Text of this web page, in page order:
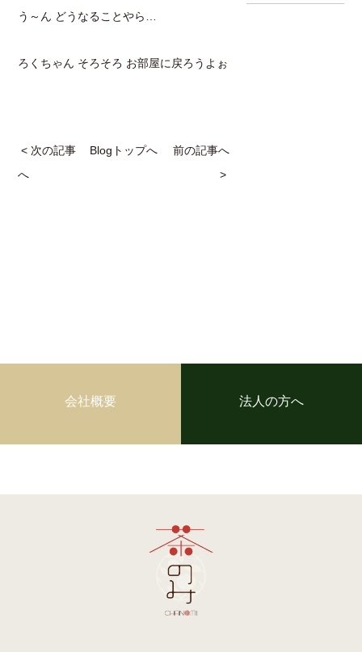
う～ん どうなることやら…
ろくちゃん そろそろ お部屋に戻ろうよぉ
< 次の記事
へ
Blogトップへ
前の記事へ
>
会社概要 法人の方へ